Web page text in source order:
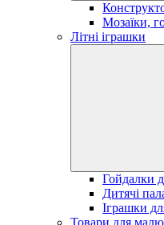
Мозаїки,
Літні іграшки
Гойдалки
Дитячі
Іграшки
Товари для